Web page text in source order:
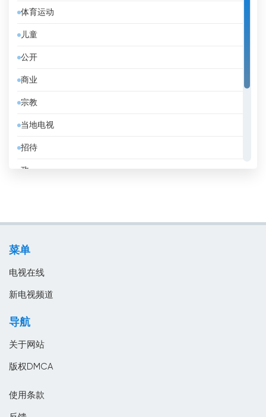
伊朗
伯利兹
佛得角
俄罗斯
保加利亚
克罗地亚
冰岛
危地马拉
体育运动
儿童
公开
商业
宗教
当地电视
招待
政
菜单
电视在线
新电视频道
导航
关于网站
版权DMCA
使用条款